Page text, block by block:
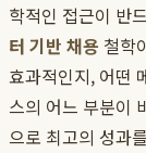
학적인 접근이 반
터 기반 채용 철학
효과적인지, 어떤
스의 어느 부분이
으로 최고의 성과